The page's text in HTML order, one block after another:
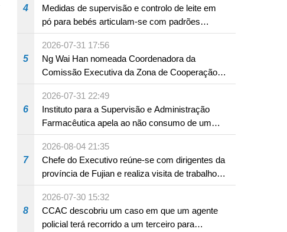
4
Medidas de supervisão e controlo de leite em
pó para bebés articulam-se com padrões
internacionais Serviços interdepartamentais
envidam esforços para assegurar a saúde dos
bebés e crianças, assim como a segurança
alimentar
5
2026-07-31 17:56
Ng Wai Han nomeada Coordenadora da
Comissão Executiva da Zona de Cooperação
Aprofundada entre Guangdong e Macau em
Hengqin
6
2026-07-31 22:49
Instituto para a Supervisão e Administração
Farmacêutica apela ao não consumo de um
produto com substâncias medicamentosas
ocidentais
7
2026-08-04 21:35
Chefe do Executivo reúne-se com dirigentes da
província de Fujian e realiza visita de trabalho
em Fuzhou
8
2026-07-30 15:32
CCAC descobriu um caso em que um agente
policial terá recorrido a um terceiro para